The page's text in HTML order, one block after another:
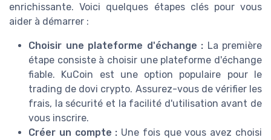
enrichissante. Voici quelques étapes clés pour vous
aider à démarrer :
Choisir une plateforme d'échange : La première
étape consiste à choisir une plateforme d'échange
fiable. KuCoin est une option populaire pour le
trading de dovi crypto. Assurez-vous de vérifier les
frais, la sécurité et la facilité d'utilisation avant de
vous inscrire.
Créer un compte : Une fois que vous avez choisi